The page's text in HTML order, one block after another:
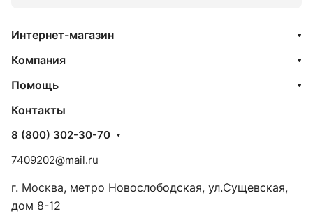
Интернет-магазин
Компания
Помощь
Контакты
8 (800) 302-30-70
7409202@mail.ru
г. Москва, метро Новослободская, ул.Сущевская,
дом 8-12